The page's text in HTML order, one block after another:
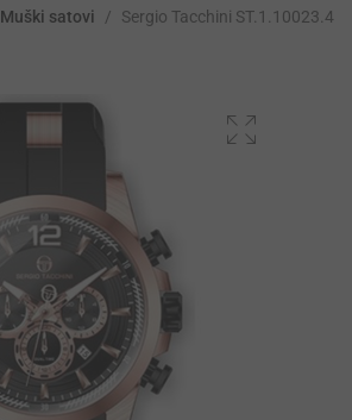
Muški satovi / Sergio Tacchini ST.1.10023.4